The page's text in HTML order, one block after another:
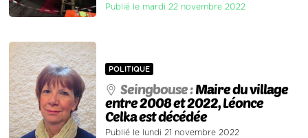
Publié le mardi 22 novembre 2022
POLITIQUE
Seingbouse :Maire du village
entre 2008 et 2022, Léonce
Celka est décédée
Publié le lundi 21 novembre 2022